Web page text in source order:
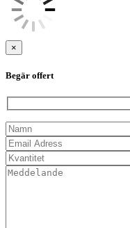
×
Begär offert